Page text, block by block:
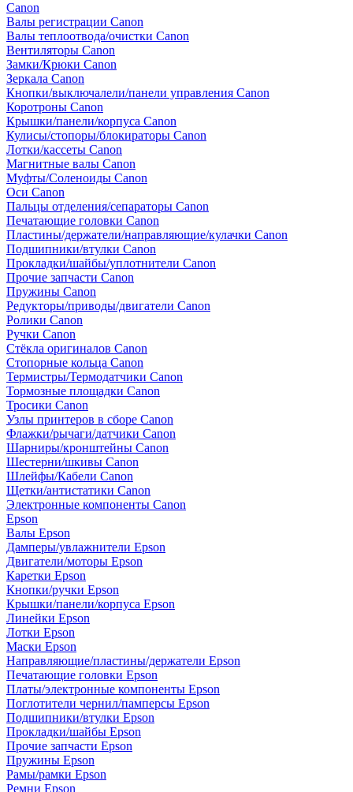
Canon
Валы регистрации Canon
Валы теплоотвода/очистки Canon
Вентиляторы Canon
Замки/Крюки Canon
Зеркала Canon
Кнопки/выключалели/панели управления Canon
Коротроны Canon
Крышки/панели/корпуса Canon
Кулисы/стопоры/блокираторы Canon
Лотки/кассеты Canon
Магнитные валы Canon
Муфты/Соленоиды Canon
Оси Canon
Пальцы отделения/сепараторы Canon
Печатающие головки Canon
Пластины/держатели/направляющие/кулачки Canon
Подшипники/втулки Canon
Прокладки/шайбы/уплотнители Canon
Прочие запчасти Canon
Пружины Canon
Редукторы/приводы/двигатели Canon
Ролики Canon
Ручки Canon
Стёкла оригиналов Canon
Стопорные кольца Canon
Термистры/Термодатчики Canon
Тормозные площадки Canon
Тросики Canon
Узлы принтеров в сборе Canon
Флажки/рычаги/датчики Canon
Шарниры/кронштейны Canon
Шестерни/шкивы Canon
Шлейфы/Кабели Canon
Щетки/антистатики Canon
Электронные компоненты Canon
Epson
Валы Epson
Дамперы/увлажнители Epson
Двигатели/моторы Epson
Каретки Epson
Кнопки/ручки Epson
Крышки/панели/корпуса Epson
Линейки Epson
Лотки Epson
Маски Epson
Направляющие/пластины/держатели Epson
Печатающие головки Epson
Платы/электронные компоненты Epson
Поглотители чернил/памперсы Epson
Подшипники/втулки Epson
Прокладки/шайбы Epson
Прочие запчасти Epson
Пружины Epson
Рамы/рамки Epson
Ремни Epson